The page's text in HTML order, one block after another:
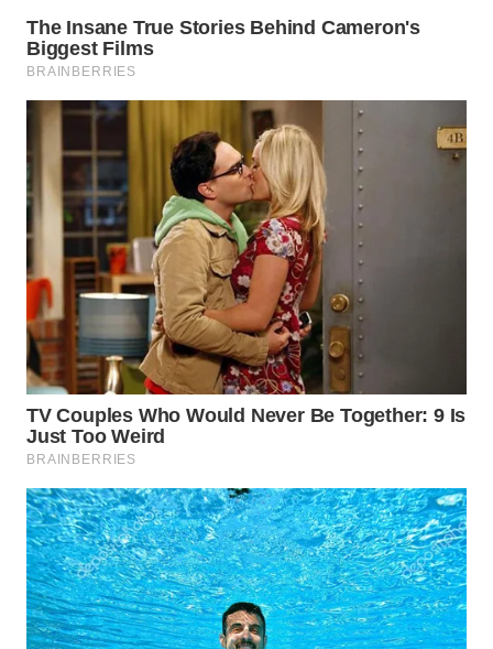
WN
TIMUR
WN
SEMARANG
WN
SOLO
WN
BOROBUDUR
WN
MADURA
WN
SURABAYA
WN
NATUNA